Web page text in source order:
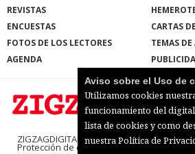
REVISTAS
ENCUESTAS
CARTAS
FOTOS DE LOS LECTORES
TEMAS
AGENDA
ZIGZAGDIGITAL.COM |Términos de uso|
Protección de datos|Mapa del sitio
Aviso sobre el Uso de
Utilizamos cookies
funcionamiento del
lista de cookies y como
nuestra Política de